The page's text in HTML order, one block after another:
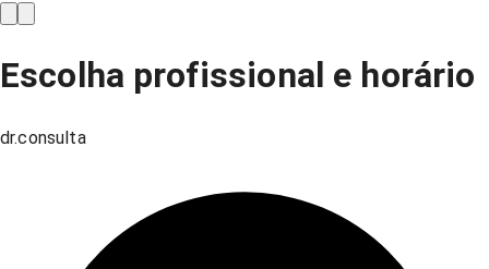
Escolha profissional e horário
dr.consulta